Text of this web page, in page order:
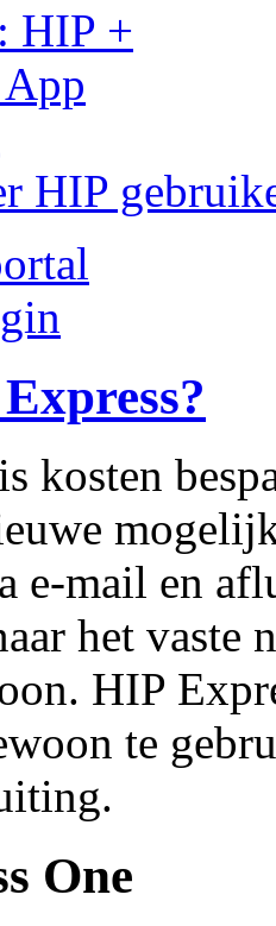
HIP +
HIP
kosten
e-mail en
het vaste
HIP
te
One